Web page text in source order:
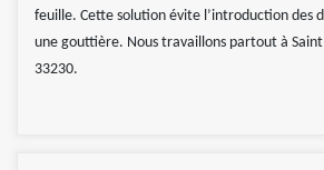
feuille. Cette solution évite l’introduction des
une gouttière. Nous travaillons partout à
33230.